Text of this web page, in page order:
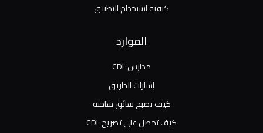
كيفية استخدام التطبيق
الموارد
مدارس CDL
إشارات الطريق
كيف تصبح سائق شاحنة
كيف تحصل على تصريح CDL